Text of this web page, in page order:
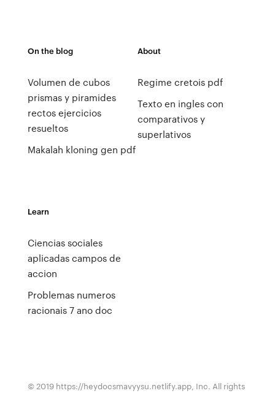
On the blog
Volumen de cubos
prismas y piramides
rectos ejercicios
resueltos
Makalah kloning gen pdf
About
Regime cretois pdf
Texto en ingles con
comparativos y
superlativos
Learn
Ciencias sociales
aplicadas campos de
accion
Problemas numeros
racionais 7 ano doc
© 2019 https://heydocsmavyysu.netlify.app, Inc. All rights